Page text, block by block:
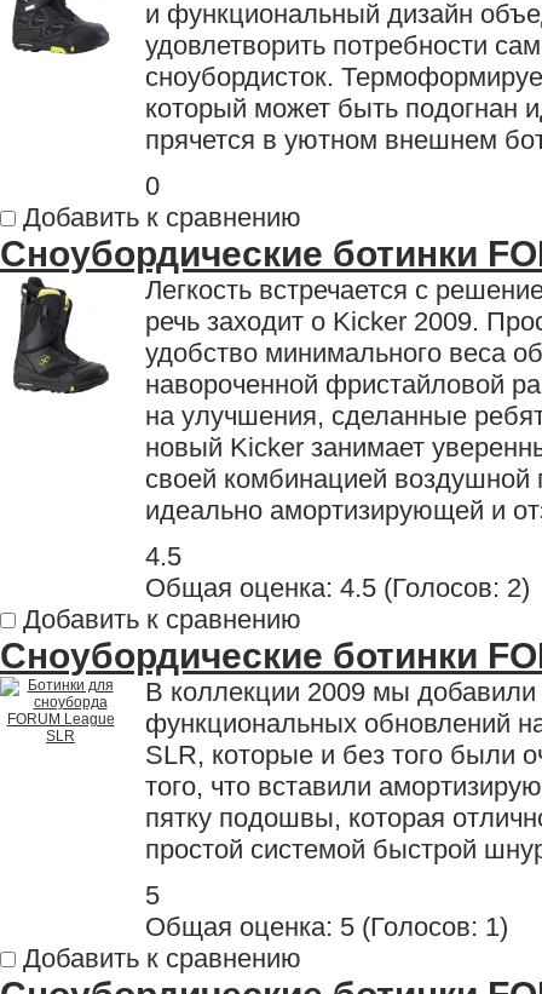
и функциональный дизайн
удовлетворить потребности
сноубордисток.
который может быть подогнан
прячется в уютном внешнем
0
Добавить к сравнению
Сноубордические ботинки
Легкость встречается с
речь заходит о Kicker 2009.
удобство минимального веса
навороченной фристайловой
на улучшения, сделанные
новый Kicker занимает
своей комбинацией
идеально амортизирующей и
4.5
Общая оценка: 4.5 (Голосов: 2)
Добавить к сравнению
Сноубордические ботинки
В коллекции 2009 мы добавили
функциональных обновлений
SLR, которые и без того были
того, что вставили
пятку подошвы, которая
простой системой быстрой
5
Общая оценка: 5 (Голосов: 1)
Добавить к сравнению